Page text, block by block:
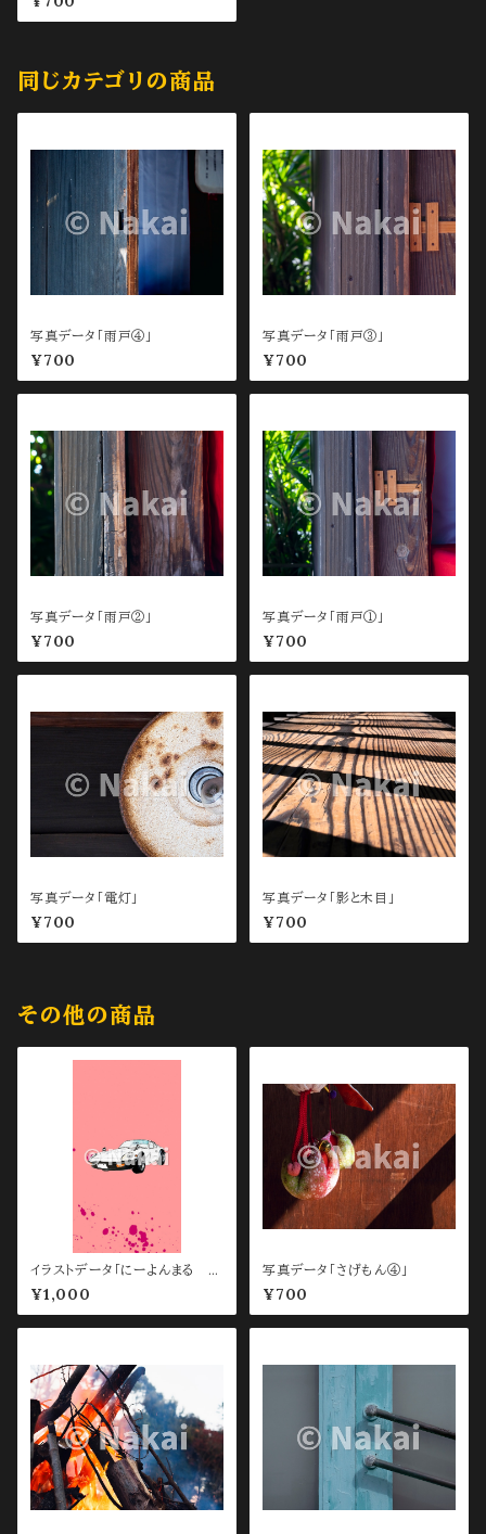
同じカテゴリの商品
写真データ「雨戸④」
¥700
写真データ「雨戸③」
¥700
写真データ「雨戸②」
¥700
写真データ「雨戸①」
¥700
写真データ「電灯」
¥700
写真データ「影と木目」
¥700
その他の商品
イラストデータ「にーよんまる ス
マホ待ち受け用 Pink」
¥1,000
写真データ「さげもん④」
¥700